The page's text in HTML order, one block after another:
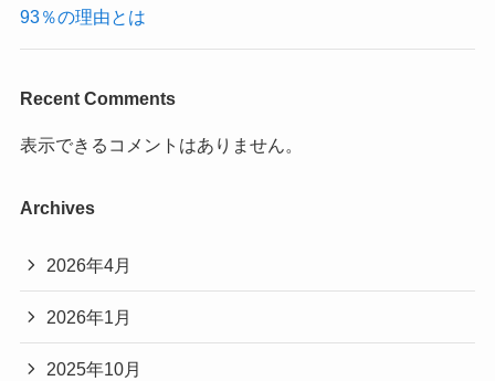
93％の理由とは
Recent Comments
表示できるコメントはありません。
Archives
2026年4月
2026年1月
2025年10月